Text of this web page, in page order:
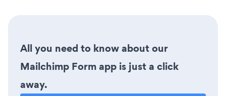
All you need to know about our
Mailchimp Form app is just a click
away.